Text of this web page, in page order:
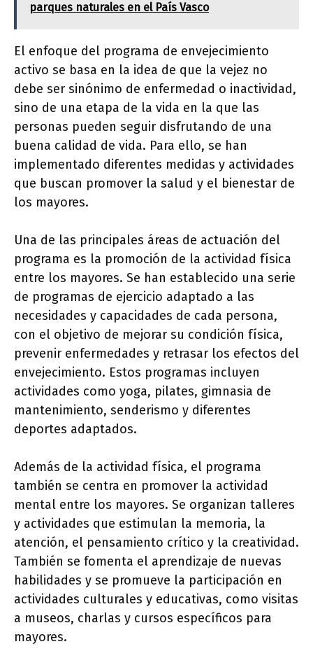
parques naturales en el País Vasco
El enfoque del programa de envejecimiento
activo se basa en la idea de que la vejez no
debe ser sinónimo de enfermedad o inactividad,
sino de una etapa de la vida en la que las
personas pueden seguir disfrutando de una
buena calidad de vida. Para ello, se han
implementado diferentes medidas y actividades
que buscan promover la salud y el bienestar de
los mayores.
Una de las principales áreas de actuación del
programa es la promoción de la actividad física
entre los mayores. Se han establecido una serie
de programas de ejercicio adaptado a las
necesidades y capacidades de cada persona,
con el objetivo de mejorar su condición física,
prevenir enfermedades y retrasar los efectos del
envejecimiento. Estos programas incluyen
actividades como yoga, pilates, gimnasia de
mantenimiento, senderismo y diferentes
deportes adaptados.
Además de la actividad física, el programa
también se centra en promover la actividad
mental entre los mayores. Se organizan talleres
y actividades que estimulan la memoria, la
atención, el pensamiento crítico y la creatividad.
También se fomenta el aprendizaje de nuevas
habilidades y se promueve la participación en
actividades culturales y educativas, como visitas
a museos, charlas y cursos específicos para
mayores.